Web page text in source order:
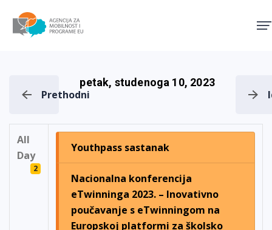
Prethodni
petak, studenoga 10, 2023
All
Day
2
Youthpass sastanak
Nacionalna konferencija
eTwinninga 2023. – Inovativno
poučavanje s eTwinningom na
Europskoj platformi za školsko